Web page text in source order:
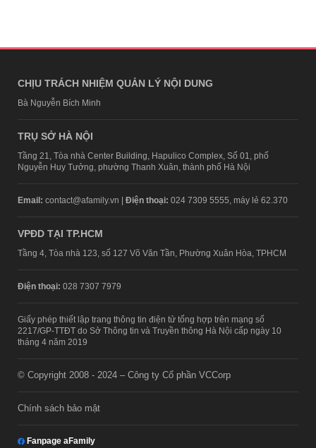
CHỊU TRÁCH NHIỆM QUẢN LÝ NỘI DUNG
Bà Nguyễn Bích Minh
TRỤ SỞ HÀ NỘI
Tầng 21, Tòa nhà Center Building, Hapulico Complex, Số 01, phố
Nguyễn Huy Tưởng, phường Thanh Xuân, thành phố Hà Nội
Email: contact@afamily.vn | Điện thoại: 024 7309 5555, máy lẻ 62.370
VPĐD TẠI TP.HCM
Tầng 4, Tòa nhà 123, số 127 Võ Văn Tần, Phường Xuân Hòa, TPHCM
Điện thoại: 028 7307 7979
Giấy phép thiết lập trang thông tin điện tử tổng hợp trên mạng số
2217/GP-TTĐT do Sở Thông tin và Truyền thông Hà Nội cấp ngày 10
tháng 4 năm 2019
© Copyright 2008 - 2024 – Công ty Cổ phần VCCorp
Chính sách bảo mật
Fanpage aFamily